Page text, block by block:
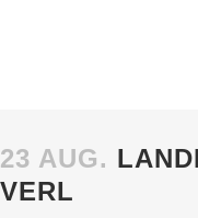
23 AUG.
VERL